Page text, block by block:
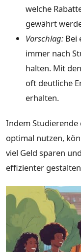
welche
gewährt
Vorschlag: Bei
immer nach
halten. Mit
oft deutliche
erhalten.
Indem Studierende
optimal nutzen,
viel Geld sparen
effizienter